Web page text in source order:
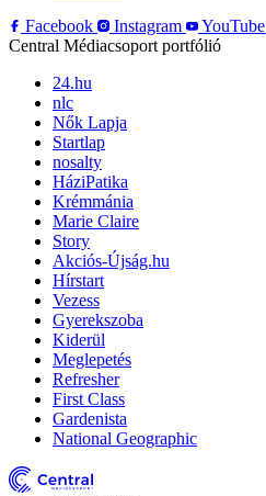
Facebook
Instagram YouTube
Central Médiacsoport portfólió
24.hu
nlc
Nők Lapja
Startlap
nosalty
HáziPatika
Krémmánia
Marie Claire
Story
Akciós-Újság.hu
Hírstart
Vezess
Gyerekszoba
Kiderül
Meglepetés
Refresher
First Class
Gardenista
National Geographic